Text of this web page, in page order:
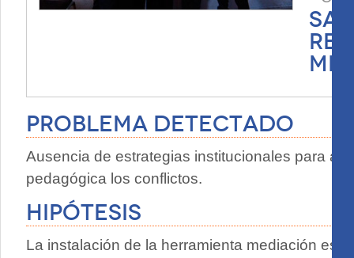
Problema Detectado
Ausencia de estrategias institucionales para
pedagógica los conflictos.
Hipótesis
La instalación de la herramienta mediación